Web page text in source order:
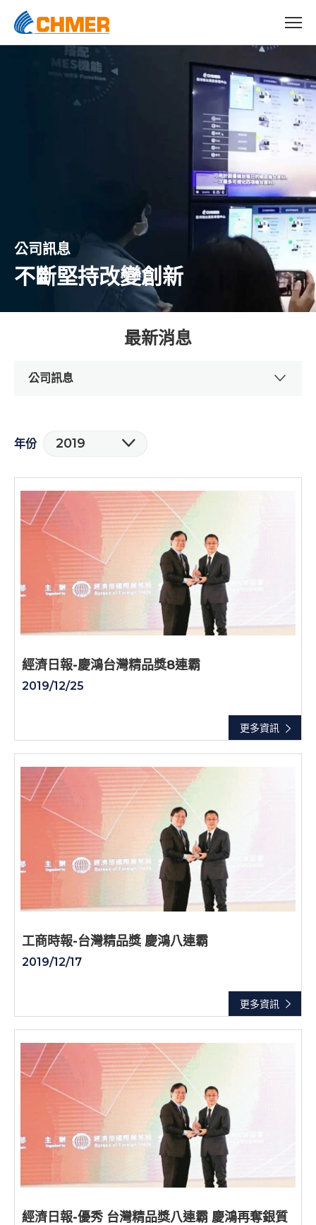
公司訊息
不斷堅持改變創新
最新消息
公司訊息
年份 2019
更多資訊
經濟日報-慶鴻台灣精品獎8連霸
2019/12/25
更多資訊
工商時報-台灣精品獎 慶鴻八連霸
2019/12/17
經濟日報-優秀 台灣精品獎八連霸 慶鴻再奪銀質